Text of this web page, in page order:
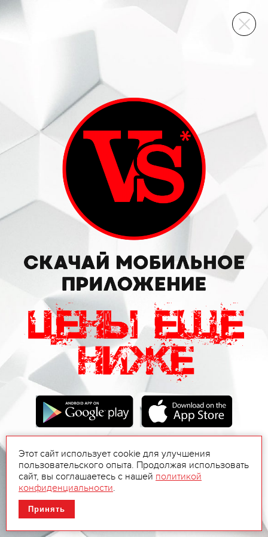
ВИННЫЙ СКЛАД
Этот сайт использует cookie для улучшения
пользовательского опыта. Продолжая использовать
сайт, вы соглашаетесь с нашей политикой
конфиденциальности.
Принять